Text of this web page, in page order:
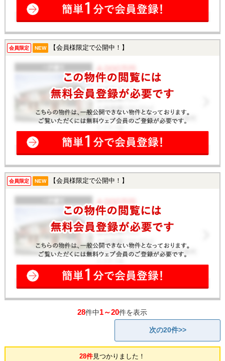
会員限定 NEW 【会員様限定で公開中！】
会員限定 NEW 【会員様限定で公開中！】
28件中1～20件を表示
次の20件>>
28件見つかりました！